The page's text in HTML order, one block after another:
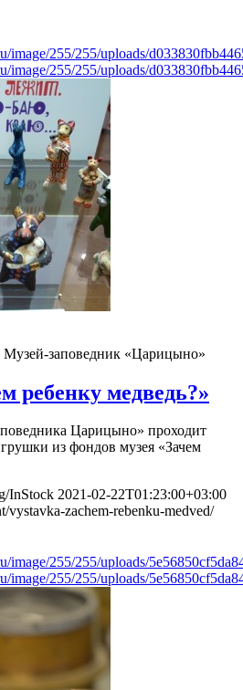
image/255/255/uploads/
image/255/255/uploads/
Музей-заповедник «Царицыно»
ребенку медведь?»
Царицыно» проходит
из фондов музея «Зачем
InStock 2021-02-22T01:23:00+03:00
vystavka-zachem-rebenku-medved/
image/255/255/uploads/
image/255/255/uploads/